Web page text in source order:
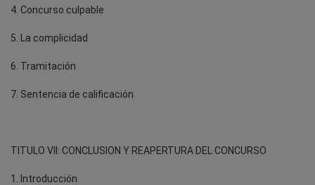
4. Concurso culpable
5. La complicidad
6. Tramitación
7. Sentencia de calificación
TITULO VII: CONCLUSION Y REAPERTURA DEL CONCURSO
1. Introducción